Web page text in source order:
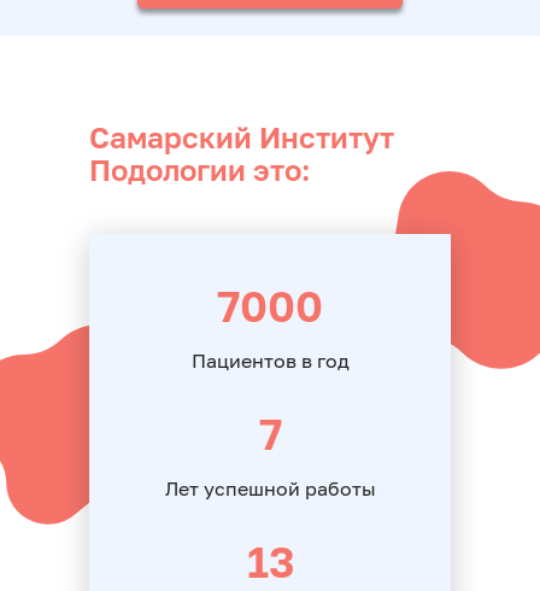
Самарский Институт
Подологии это:
7000
Пациентов в год
7
Лет успешной работы
13